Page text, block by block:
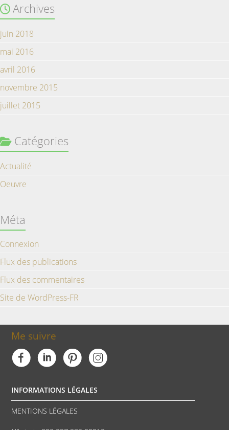
Archives
juin 2018
mai 2016
avril 2016
novembre 2015
juillet 2015
Catégories
Actualité
Oeuvre
Méta
Connexion
Flux des publications
Flux des commentaires
Site de WordPress-FR
Me suivre
INFORMATIONS LÉGALES
MENTIONS LÉGALES